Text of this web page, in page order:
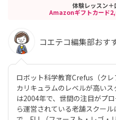
体験レッスン＋
Amazonギフトカード
コエテコ編集部おす
ロボット科学教育Crefus（ク
カリキュラムのレベルが高い
は2004年で、世間の注目がプ
ら運営されている老舗スクー